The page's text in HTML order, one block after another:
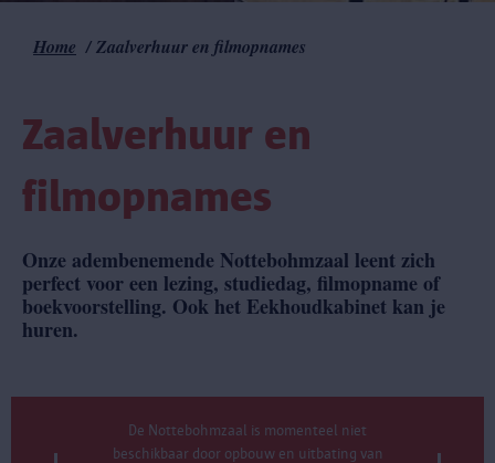
Kruimelpad
Home Zaalverhuur en filmopnames
Zaalverhuur en
filmopnames
Onze adembenemende Nottebohmzaal leent zich
perfect voor een lezing, studiedag, filmopname of
boekvoorstelling. Ook het Eekhoudkabinet kan je
huren.
De Nottebohmzaal is momenteel niet
beschikbaar door opbouw en uitbating van